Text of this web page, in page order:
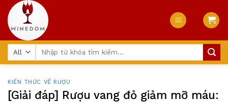
Skip
content
KIẾN THỨC VỀ RƯỢU
[Giải đáp] Rượu vang đỏ giảm mỡ máu: